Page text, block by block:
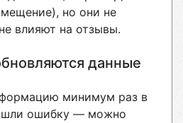
но они не
влияют на отзывы.
данные
минимум раз в
ошибку — можно